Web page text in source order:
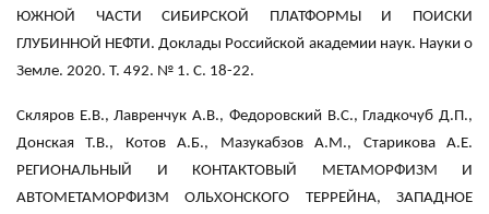
ЮЖНОЙ ЧАСТИ СИБИРСКОЙ ПЛАТФОРМЫ И ПОИСКИ
ГЛУБИННОЙ НЕФТИ. Доклады Российской академии наук. Науки о
Земле. 2020. Т. 492. № 1. С. 18-22.
Скляров Е.В., Лавренчук А.В., Федоровский В.С., Гладкочуб Д.П.,
Донская Т.В., Котов А.Б., Мазукабзов А.М., Старикова А.Е.
РЕГИОНАЛЬНЫЙ И КОНТАКТОВЫЙ МЕТАМОРФИЗМ И
АВТОМЕТАМОРФИЗМ ОЛЬХОНСКОГО ТЕРРЕЙНА, ЗАПАДНОЕ